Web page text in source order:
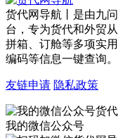
货代网导航丨是由九
台，专为货代和外贸
拼箱、订舱等多项实
编码等信息一键查询。
友链申请 隐私政策
我的微信公众号